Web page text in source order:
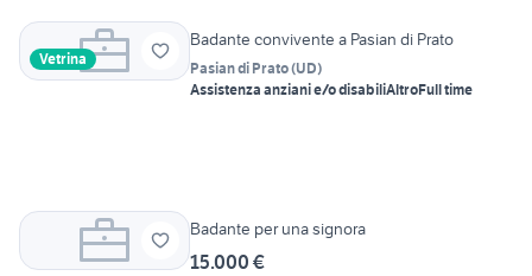
Vetrina
Badante convivente a Pasian di Prato
Pasian di Prato(UD)
Assistenza anziani e/o disabiliAltroFull time
Badante per una signora
15.000 €